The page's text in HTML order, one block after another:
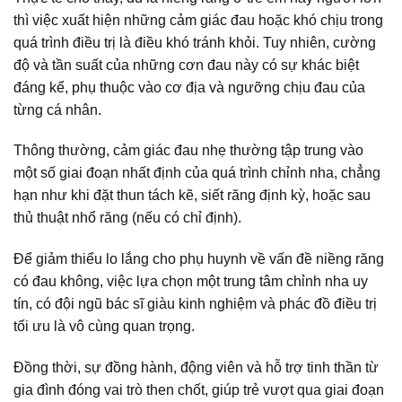
thì việc xuất hiện những cảm giác đau hoặc khó chịu trong
quá trình điều trị là điều khó tránh khỏi. Tuy nhiên, cường
độ và tần suất của những cơn đau này có sự khác biệt
đáng kể, phụ thuộc vào cơ địa và ngưỡng chịu đau của
từng cá nhân.
Thông thường, cảm giác đau nhẹ thường tập trung vào
một số giai đoạn nhất định của quá trình chỉnh nha, chẳng
hạn như khi đặt thun tách kẽ, siết răng định kỳ, hoặc sau
thủ thuật nhổ răng (nếu có chỉ định).
Để giảm thiểu lo lắng cho phụ huynh về vấn đề niềng răng
có đau không, việc lựa chọn một trung tâm chỉnh nha uy
tín, có đội ngũ bác sĩ giàu kinh nghiệm và phác đồ điều trị
tối ưu là vô cùng quan trọng.
Đồng thời, sự đồng hành, động viên và hỗ trợ tinh thần từ
gia đình đóng vai trò then chốt, giúp trẻ vượt qua giai đoạn